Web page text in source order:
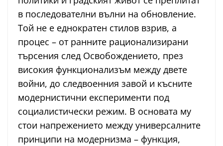
в последователни вълни на обновление.
Той не е еднократен стилов взрив, а
процес – от ранните рационализирани
търсения след Освобождението, през
високия функционализъм между двете
войни, до следвоенния завой и късните
модернистични експерименти под
социалистически режим. В основата му
стои напрежението между универсалните
принципи на модернизма – функция,